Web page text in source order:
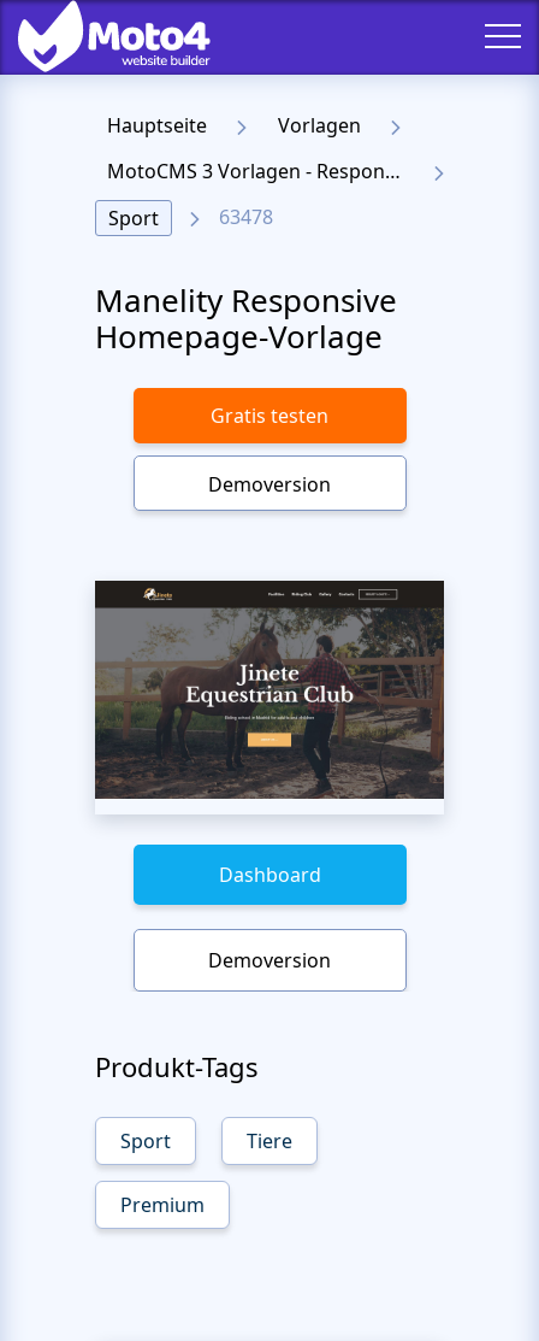
Hauptseite
Vorlagen
MotoCMS 3 Vorlagen - Responsive Templates für Website
Sport
63478
Manelity Responsive
Homepage-Vorlage
Gratis testen
Demoversion
Dashboard
Demoversion
Produkt-Tags
Sport Tiere
Premium